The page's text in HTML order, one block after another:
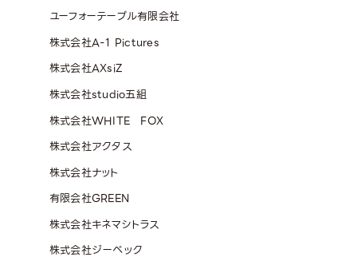
ユーフォーテーブル有限会社
株式会社A-1 Pictures
株式会社AXsiZ
株式会社studio五組
株式会社WHITE FOX
株式会社アクタス
株式会社ナット
有限会社GREEN
株式会社キネマシトラス
株式会社ジーベック